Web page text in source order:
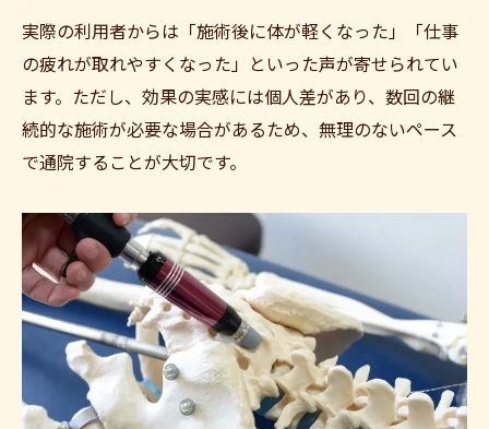
実際の利用者からは「施術後に体が軽くなった」「仕事
の疲れが取れやすくなった」といった声が寄せられてい
ます。ただし、効果の実感には個人差があり、数回の継
続的な施術が必要な場合があるため、無理のないペース
で通院することが大切です。